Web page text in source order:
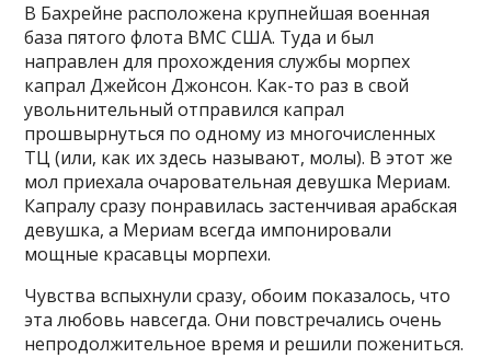
В Бахрейне расположена крупнейшая военная
база пятого флота ВМС США. Туда и был
направлен для прохождения службы морпех
капрал Джейсон Джонсон. Как-то раз в свой
увольнительный отправился капрал
прошвырнуться по одному из многочисленных
ТЦ (или, как их здесь называют, молы). В этот же
мол приехала очаровательная девушка Мериам.
Капралу сразу понравилась застенчивая арабская
девушка, а Мериам всегда импонировали
мощные красавцы морпехи.
Чувства вспыхнули сразу, обоим показалось, что
эта любовь навсегда. Они повстречались очень
непродолжительное время и решили пожениться.